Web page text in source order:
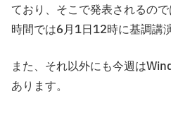
ており、そこで発表されるの
時間では6月1日12時に基調講
また、それ以外にも今週は
あります。